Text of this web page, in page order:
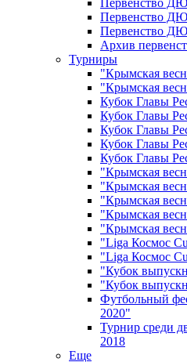
Первенство
Первенство
Первенство
Архив
Турниры
"Крымская
"Крымская
Кубок Главы
Кубок Главы
Кубок Главы
Кубок Главы
Кубок Главы
"Крымская
"Крымская
"Крымская
"Крымская
"Крымская
"Liga Космос
"Liga Космос
"Кубок
"Кубок
Футбольный
2020"
Турнир среди
2018
Еще